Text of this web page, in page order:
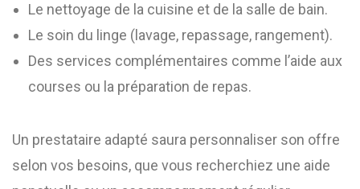
Le nettoyage de la cuisine et de la salle de bain.
Le soin du linge (lavage, repassage, rangement).
Des services complémentaires comme l’aide aux
courses ou la préparation de repas.
Un prestataire adapté saura personnaliser son offre
selon vos besoins, que vous recherchiez une aide